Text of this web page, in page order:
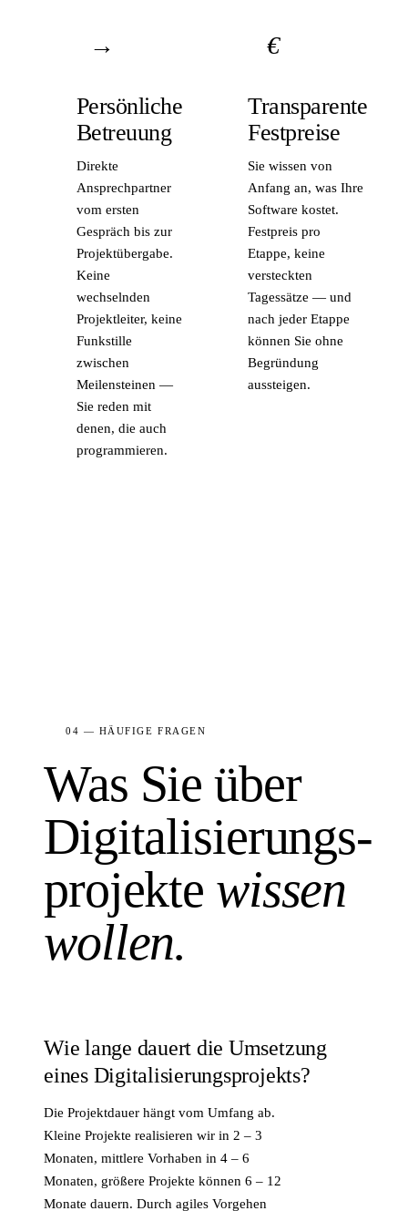
→
Persönliche
Betreuung
Direkte
Ansprechpartner
vom ersten
Gespräch bis zur
Projektübergabe.
Keine
wechselnden
Projektleiter, keine
Funkstille
zwischen
Meilensteinen —
Sie reden mit
denen, die auch
programmieren.
€
Transparente
Festpreise
Sie wissen von
Anfang an, was Ihre
Software kostet.
Festpreis pro
Etappe, keine
versteckten
Tagessätze — und
nach jeder Etappe
können Sie ohne
Begründung
aussteigen.
04 — HÄUFIGE FRAGEN
Was Sie über
Digitalisierungs-
projekte wissen
wollen.
Wie lange dauert die Umsetzung
eines Digitalisierungsprojekts?
Die Projektdauer hängt vom Umfang ab.
Kleine Projekte realisieren wir in 2 – 3
Monaten, mittlere Vorhaben in 4 – 6
Monaten, größere Projekte können 6 – 12
Monate dauern. Durch agiles Vorgehen